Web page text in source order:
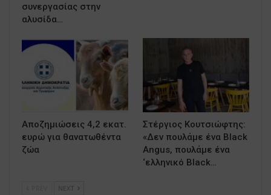
συνεργασίας στην
αλυσίδα…
Αποζημιώσεις 4,2 εκατ.
ευρώ για θανατωθέντα
ζώα
Στέργιος Κουτσιώφτης:
«Δεν πουλάμε ένα Black
Angus, πουλάμε ένα
‘ελληνικό Black…
NEXT